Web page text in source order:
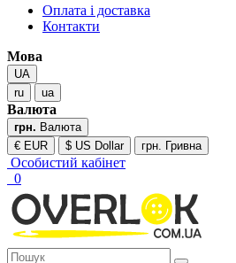
Оплата і доставка
Контакти
Мова
UA
ru
ua
Валюта
грн. Валюта
€ EUR
$ US Dollar грн. Гривна
Особистий кабінет
0